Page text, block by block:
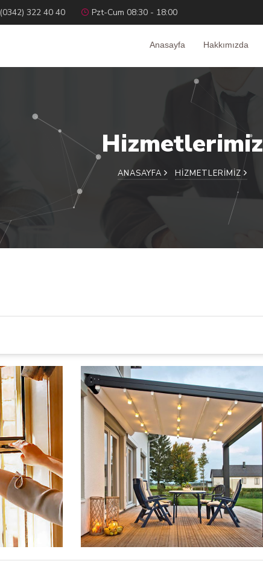
(0342) 322 40 40 Pzt-Cum 08:30 - 18:00
Anasayfa Hakkımızda
Hizmetlerimiz
ANASAYFA HIZMETLERIMIZ